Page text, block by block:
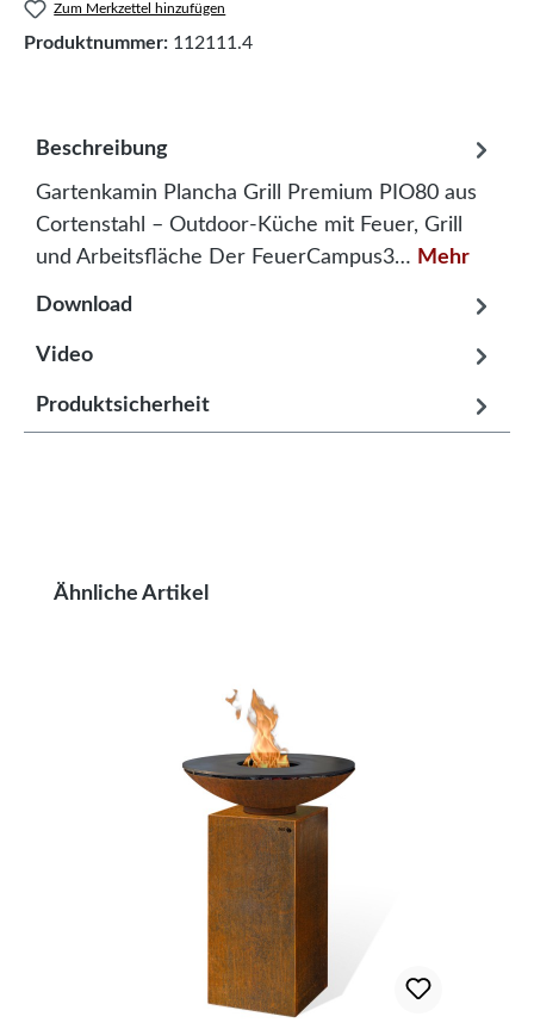
Zum Merkzettel hinzufügen
Produktnummer: 112111.4
Beschreibung
Gartenkamin Plancha Grill Premium PIO80 aus
Cortenstahl – Outdoor-Küche mit Feuer, Grill
und Arbeitsfläche Der FeuerCampus3… Mehr
Download
Video
Produktsicherheit
Produktgalerie überspringen
Ähnliche Artikel